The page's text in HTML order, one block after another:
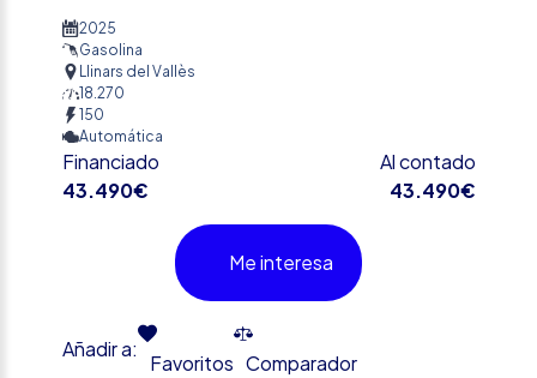
2025
Gasolina
Llinars del Vallès
18.270
150
Automática
Financiado
43.490€
Al contado
43.490€
Me interesa
Añadir a:
Favoritos Comparador